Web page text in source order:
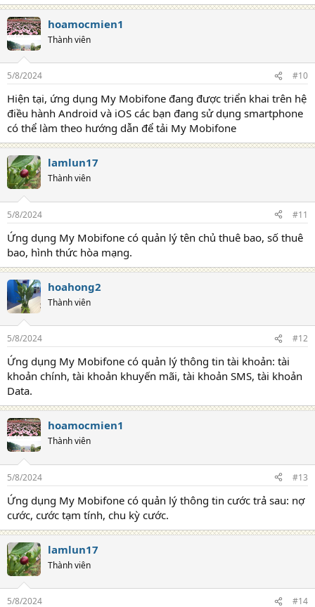
hoamocmien1
Thành viên
5/8/2024 #10
Hiện tại, ứng dụng My Mobifone đang được triển khai trên hệ
điều hành Android và iOS các bạn đang sử dụng smartphone
có thể làm theo hướng dẫn để tải My Mobifone
lamlun17
Thành viên
5/8/2024 #11
Ứng dụng My Mobifone có quản lý tên chủ thuê bao, số thuê
bao, hình thức hòa mạng.
hoahong2
Thành viên
5/8/2024 #12
Ứng dụng My Mobifone có quản lý thông tin tài khoản: tài
khoản chính, tài khoản khuyến mãi, tài khoản SMS, tài khoản
Data.
hoamocmien1
Thành viên
5/8/2024 #13
Ứng dụng My Mobifone có quản lý thông tin cước trả sau: nợ
cước, cước tạm tính, chu kỳ cước.
lamlun17
Thành viên
5/8/2024 #14